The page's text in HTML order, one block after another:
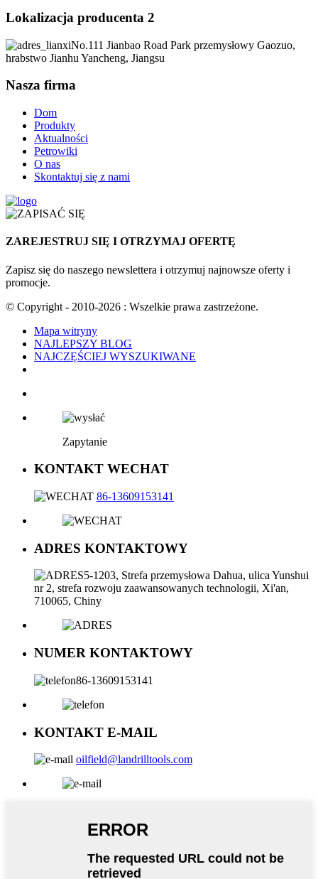
Lokalizacja producenta 2
No.111 Jianbao Road Park przemysłowy Gaozuo,
hrabstwo Jianhu Yancheng, Jiangsu
Nasza firma
Dom
Produkty
Aktualności
Petrowiki
O nas
Skontaktuj się z nami
ZAREJESTRUJ SIĘ I OTRZYMAJ OFERTĘ
Zapisz się do naszego newslettera i otrzymuj najnowsze oferty i
promocje.
© Copyright - 2010-2026 : Wszelkie prawa zastrzeżone.
Mapa witryny
NAJLEPSZY BLOG
NAJCZĘŚCIEJ WYSZUKIWANE
Zapytanie
KONTAKT WECHAT
86-13609153141
ADRES KONTAKTOWY
5-1203, Strefa przemysłowa Dahua, ulica Yunshui
nr 2, strefa rozwoju zaawansowanych technologii, Xi'an,
710065, Chiny
NUMER KONTAKTOWY
86-13609153141
KONTAKT E-MAIL
oilfield@landrilltools.com